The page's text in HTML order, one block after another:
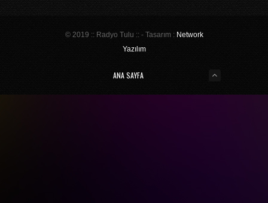
© 2019 :: Radyo Tulu :: - Tasarım : Network
Yazılım
ANA SAYFA